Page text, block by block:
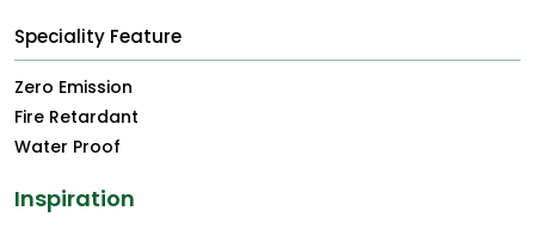
Speciality Feature
Zero Emission
Fire Retardant
Water Proof
Inspiration